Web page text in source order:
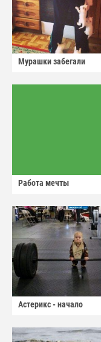
Мурашки забегали
Работа мечты
Астерикс - начало